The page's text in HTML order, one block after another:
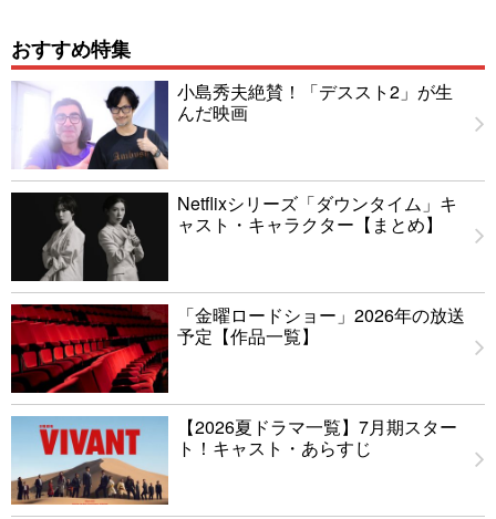
おすすめ特集
小島秀夫絶賛！「デススト2」が生
んだ映画
Netflixシリーズ「ダウンタイム」キ
ャスト・キャラクター【まとめ】
「金曜ロードショー」2026年の放送
予定【作品一覧】
【2026夏ドラマ一覧】7月期スター
ト！キャスト・あらすじ